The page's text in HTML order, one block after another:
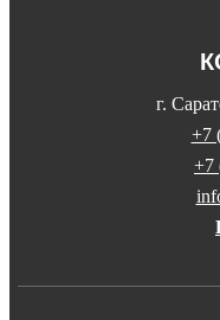
г.
+7
+7